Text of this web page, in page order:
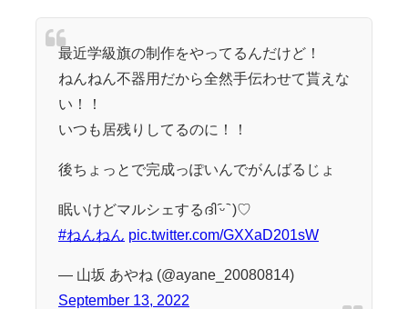
最近学級旗の制作をやってるんだけど！
ねんねん不器用だから全然手伝わせて貰えな
い！！
いつも居残りしてるのに！！
後ちょっとで完成っぽいんでがんばるじょ
眠いけどマルシェするദി ᷇ᵕ ᷆ )♡
#ねんねん
pic.twitter.com/GXXaD201sW
— 山坂 あやね (@ayane_20080814)
September 13, 2022